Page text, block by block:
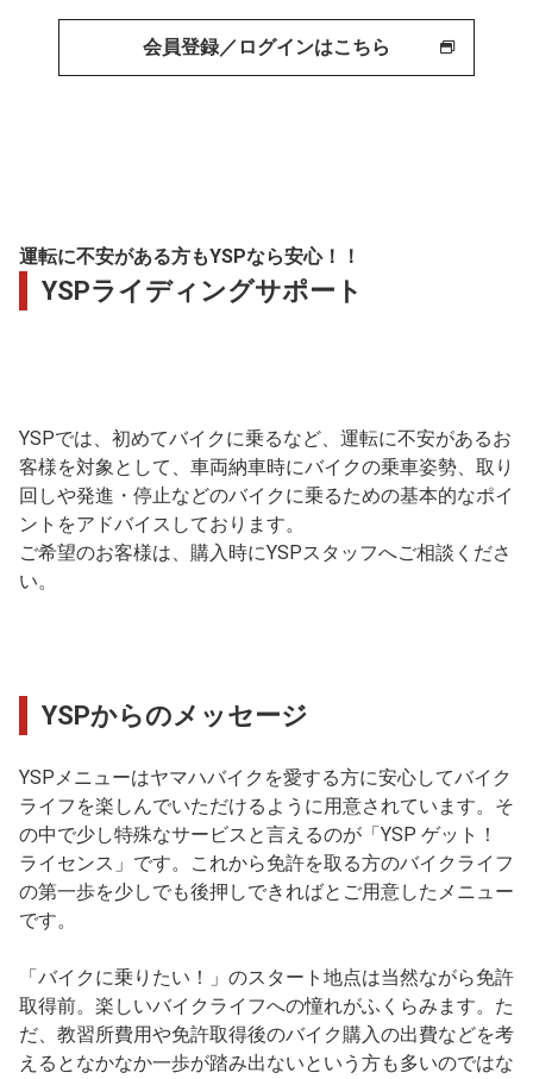
会員登録／ログインはこちら
運転に不安がある方もYSPなら安心！！
YSPライディングサポート
YSPでは、初めてバイクに乗るなど、運転に不安があるお
客様を対象として、車両納車時にバイクの乗車姿勢、取り
回しや発進・停止などのバイクに乗るための基本的なポイ
ントをアドバイスしております。
ご希望のお客様は、購入時にYSPスタッフへご相談くださ
い。
YSPからのメッセージ
YSPメニューはヤマハバイクを愛する方に安心してバイク
ライフを楽しんでいただけるように用意されています。そ
の中で少し特殊なサービスと言えるのが「YSP ゲット！
ライセンス」です。これから免許を取る方のバイクライフ
の第一歩を少しでも後押しできればとご用意したメニュー
です。
「バイクに乗りたい！」のスタート地点は当然ながら免許
取得前。楽しいバイクライフへの憧れがふくらみます。た
だ、教習所費用や免許取得後のバイク購入の出費などを考
えるとなかなか一歩が踏み出ないという方も多いのではな